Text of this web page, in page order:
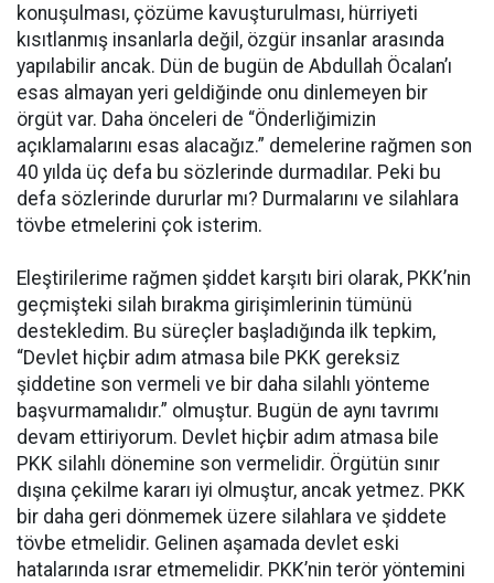
konuşulması, çözüme kavuşturulması, hürriyeti
kısıtlanmış insanlarla değil, özgür insanlar arasında
yapılabilir ancak. Dün de bugün de Abdullah Öcalan’ı
esas almayan yeri geldiğinde onu dinlemeyen bir
örgüt var. Daha önceleri de “Önderliğimizin
açıklamalarını esas alacağız.” demelerine rağmen son
40 yılda üç defa bu sözlerinde durmadılar. Peki bu
defa sözlerinde dururlar mı? Durmalarını ve silahlara
tövbe etmelerini çok isterim.
Eleştirilerime rağmen şiddet karşıtı biri olarak, PKK’nin
geçmişteki silah bırakma girişimlerinin tümünü
destekledim. Bu süreçler başladığında ilk tepkim,
“Devlet hiçbir adım atmasa bile PKK gereksiz
şiddetine son vermeli ve bir daha silahlı yönteme
başvurmamalıdır.” olmuştur. Bugün de aynı tavrımı
devam ettiriyorum. Devlet hiçbir adım atmasa bile
PKK silahlı dönemine son vermelidir. Örgütün sınır
dışına çekilme kararı iyi olmuştur, ancak yetmez. PKK
bir daha geri dönmemek üzere silahlara ve şiddete
tövbe etmelidir. Gelinen aşamada devlet eski
hatalarında ısrar etmemelidir. PKK’nin terör yöntemini